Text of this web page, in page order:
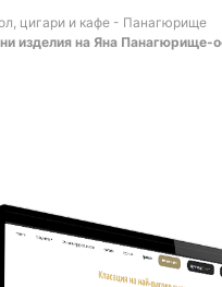
цигари и кафе - Панагюрище
изделия на Яна Панагюрище-